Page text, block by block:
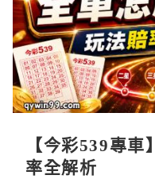
【今彩539專
率全解析